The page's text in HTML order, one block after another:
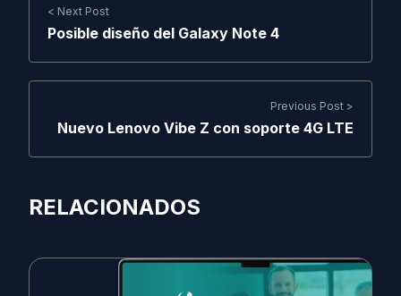
< Next Post
Posible diseño del Galaxy Note 4
Previous Post >
Nuevo Lenovo Vibe Z con soporte 4G LTE
RELACIONADOS